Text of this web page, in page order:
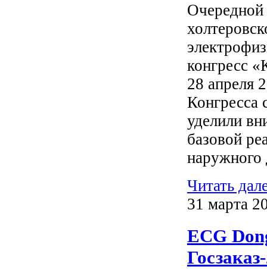
Очередной
конгресс
28 апреля
Конгресса
уделили
базовой
наружного
Читать
31 марта
ECG